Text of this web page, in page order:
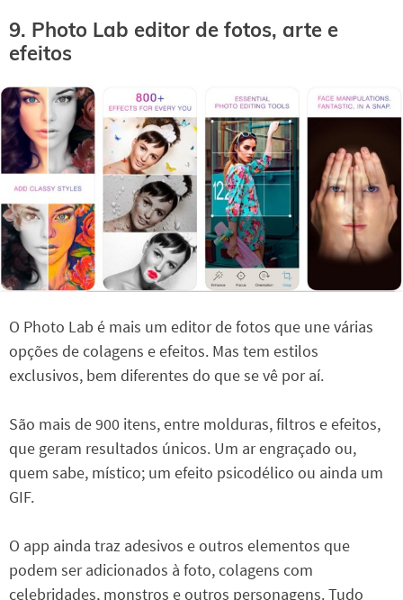
9. Photo Lab editor de fotos, arte e
efeitos
O Photo Lab é mais um editor de fotos que une várias
opções de colagens e efeitos. Mas tem estilos
exclusivos, bem diferentes do que se vê por aí.
São mais de 900 itens, entre molduras, filtros e efeitos,
que geram resultados únicos. Um ar engraçado ou,
quem sabe, místico; um efeito psicodélico ou ainda um
GIF.
O app ainda traz adesivos e outros elementos que
podem ser adicionados à foto, colagens com
celebridades, monstros e outros personagens. Tudo